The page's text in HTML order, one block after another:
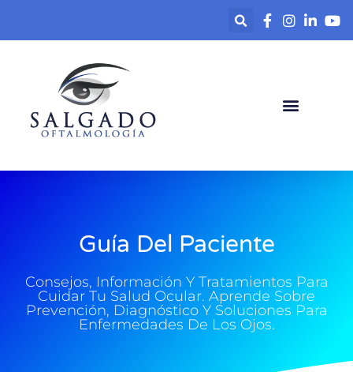
Guía Del Paciente
Consejos, Información Y Tratamientos Para
Cuidar Tu Salud Ocular. Aprende Sobre
Prevención, Diagnóstico Y Soluciones Para
Enfermedades De Los Ojos.